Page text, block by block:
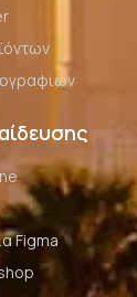
Figma